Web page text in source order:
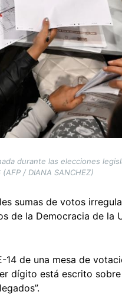
durante las elecciones
/ DIANA SANCHEZ)
sumas de votos
de la Democracia de la
14 de una mesa de
dígito está escrito